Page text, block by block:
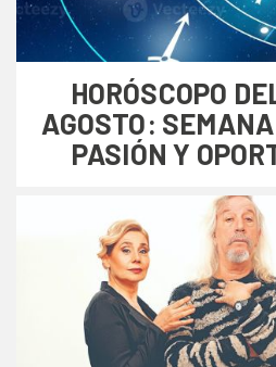
HORÓSCOPO
AGOSTO:
PASIÓN Y